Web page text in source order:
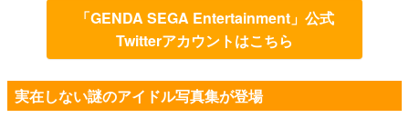
「GENDA SEGA Entertainment」公式
Twitterアカウントはこちら
実在しない謎のアイドル写真集が登場